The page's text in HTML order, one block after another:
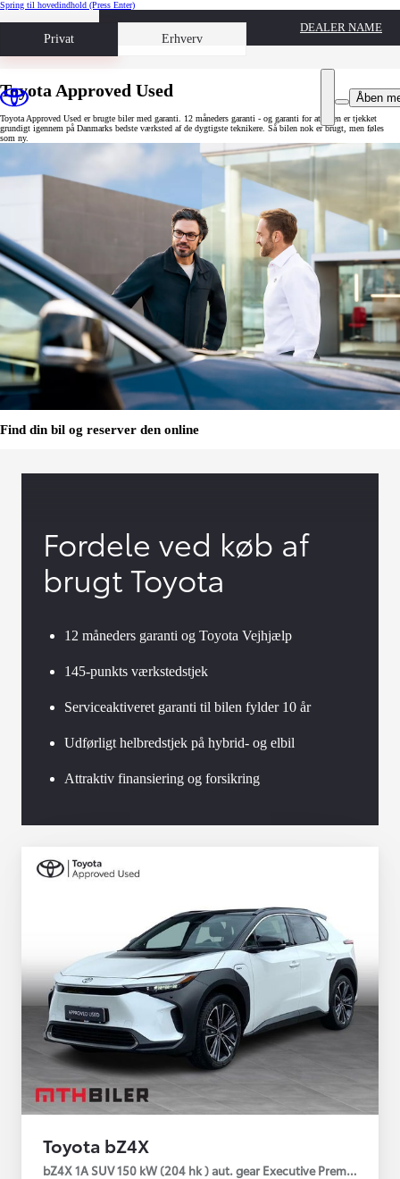
Spring til hovedindhold (Press Enter)
Privat Erhverv
Book prøvetur
DEALER NAME
Åben
Toyota Approved Used
Toyota Approved Used er brugte biler med garanti. 12 måneders garanti - og garanti for at bilen er tjekket
grundigt igennem på Danmarks bedste værksted af de dygtigste teknikere. Så bilen nok er brugt, men føles
som ny.
Find din bil og reserver den online
Fordele ved køb af
brugt Toyota
12 måneders garanti og Toyota Vejhjælp
145-punkts værkstedstjek
Serviceaktiveret garanti til bilen fylder 10 år
Udførligt helbredstjek på hybrid- og elbil
Attraktiv finansiering og forsikring
Toyota bZ4X
bZ4X 1A SUV 150 kW (204 hk ) aut. gear Executive Premium